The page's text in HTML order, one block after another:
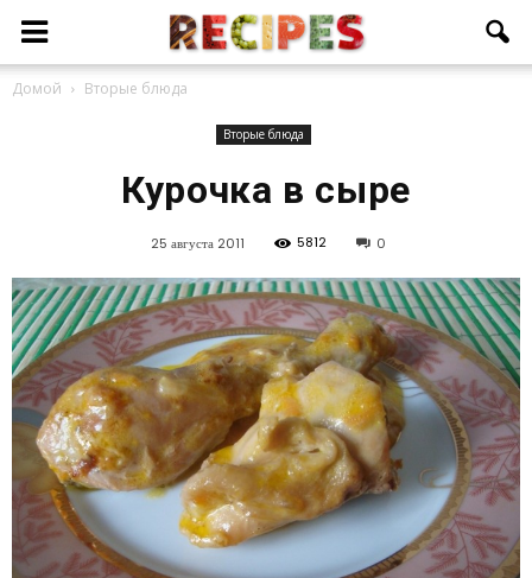
Домой Вторые блюда
Вторые блюда
Курочка в сыре
25 августа 2011 5812 0